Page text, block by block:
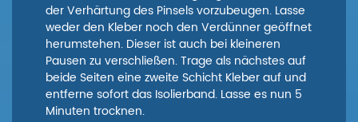
der Verhärtung des Pinsels vorzubeugen. Lasse
weder den Kleber noch den Verdünner geöffnet
herumstehen. Dieser ist auch bei kleineren
Pausen zu verschließen. Trage als nächstes auf
beide Seiten eine zweite Schicht Kleber auf und
entferne sofort das Isolierband. Lasse es nun 5
Minuten trocknen.